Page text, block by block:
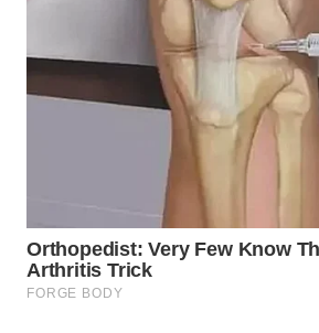
PAKPAK
WN
BOGOR